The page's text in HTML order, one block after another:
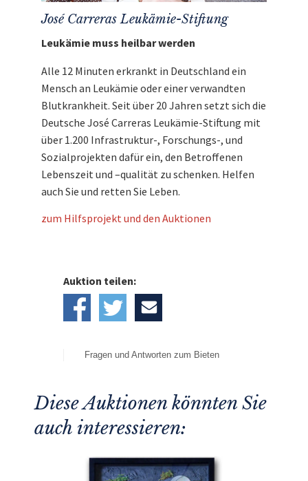
José Carreras Leukämie-Stiftung
Leukämie muss heilbar werden
Alle 12 Minuten erkrankt in Deutschland ein
Mensch an Leukämie oder einer verwandten
Blutkrankheit. Seit über 20 Jahren setzt sich die
Deutsche José Carreras Leukämie-Stiftung mit
über 1.200 Infrastruktur-, Forschungs-, und
Sozialprojekten dafür ein, den Betroffenen
Lebenszeit und –qualität zu schenken. Helfen
auch Sie und retten Sie Leben.
zum Hilfsprojekt und den Auktionen
Auktion teilen:
Fragen und Antworten zum Bieten
Diese Auktionen könnten Sie
auch interessieren: